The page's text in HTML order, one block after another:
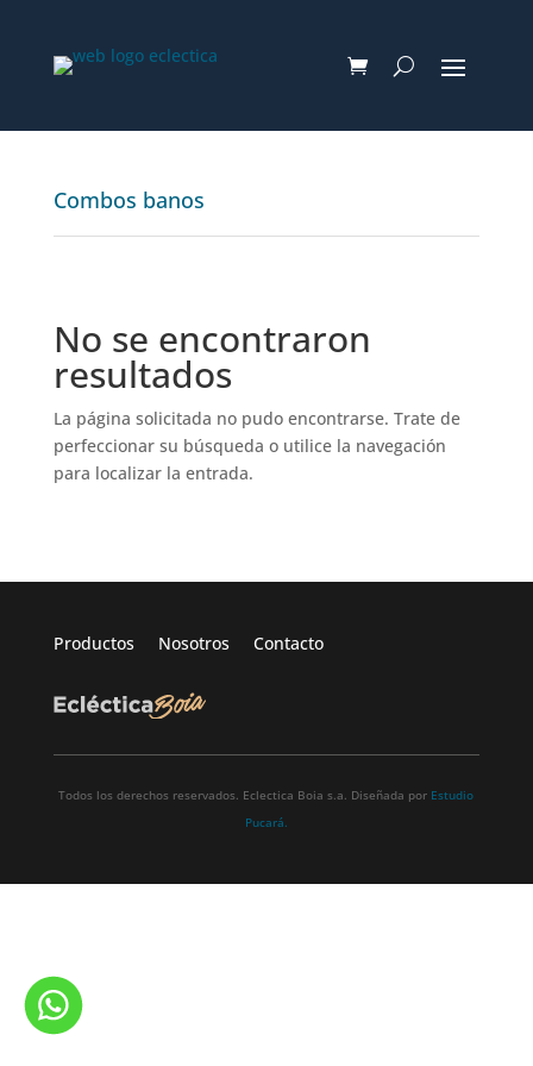
Combos banos
No se encontraron
resultados
La página solicitada no pudo encontrarse. Trate de
perfeccionar su búsqueda o utilice la navegación
para localizar la entrada.
Productos Nosotros Contacto
Todos los derechos reservados. Eclectica Boia s.a. Diseñada por Estudio
Pucará.